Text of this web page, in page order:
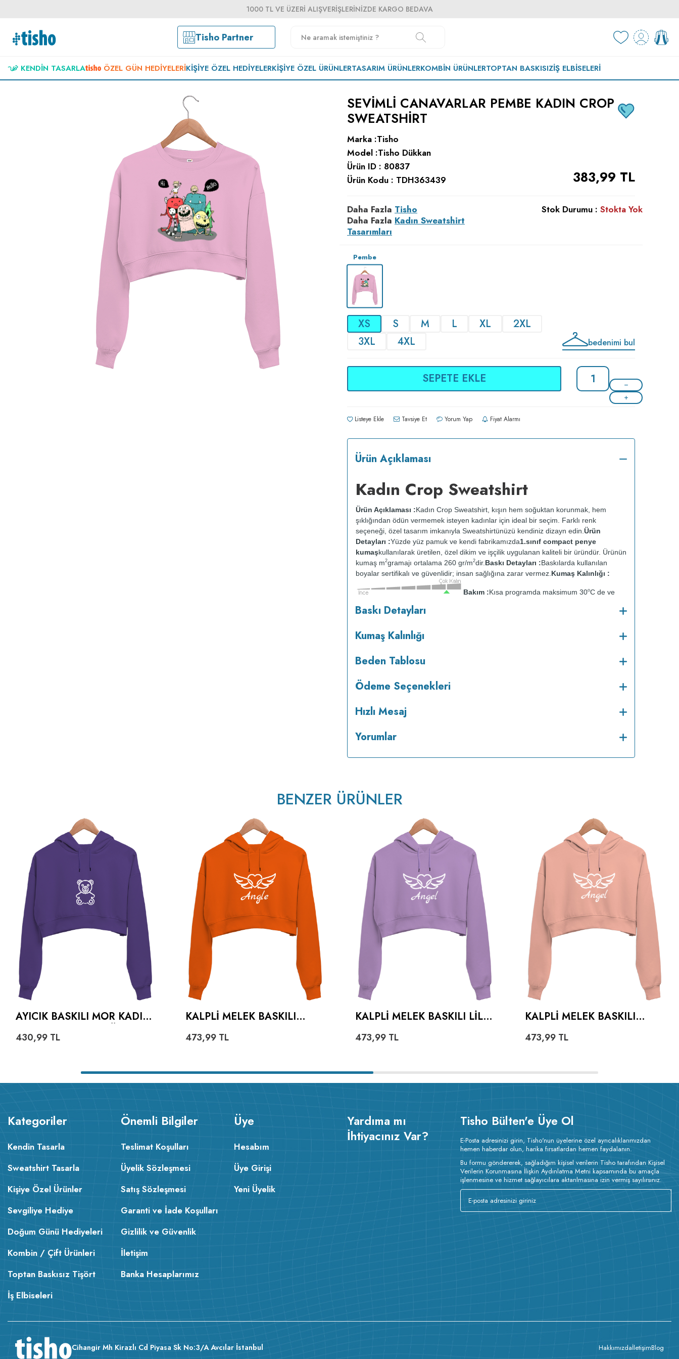
1000 TL VE ÜZERI ALIŞVERIŞLERINIZDE KARGO BEDAVA
Tisho Partner
KENDIN TASARLA ÖZEL GÜN HEDIYELERIKIŞIYE ÖZEL HEDIYELERKIŞIYE ÖZEL ÜRÜNLERTASARIM ÜRÜNLERKOMBIN ÜRÜNLERTOPTAN BASKISIZİŞ ELBISELERI
SEVIMLI CANAVARLAR PEMBE KADIN CROP
SWEATSHIRT
Marka :Tisho
Model :Tisho Dükkan
Ürün ID : 80837
Ürün Kodu : TDH363439 383,99 TL
Daha Fazla Tisho
Daha Fazla Kadın Sweatshirt
Tasarımları
Stok Durumu : Stokta Yok
Pembe
XS S M L XL
2XL
3XL
4XL bedenimi bul
SEPETE EKLE
Listeye Ekle Tavsiye Et Yorum Yap Fiyat Alarmı
Ürün Açıklaması
Kadın Crop Sweatshirt
Ürün Açıklaması :Kadın Crop Sweatshirt, kışın hem soğuktan korunmak, hem
şıklığından ödün vermemek isteyen kadınlar için ideal bir seçim. Farklı renk
seçeneği, özel tasarım imkanıyla Sweatshirtünüzü kendiniz dizayn edin. Ürün
Detayları :Yüzde yüz pamuk ve kendi fabrikamızda1.sınıf compact penye
kumaşkullanılarak üretilen, özel dikim ve işçilik uygulanan kaliteli bir üründür. Ürünün
kumaş m2gramajı ortalama 260 gr/m2dir. Baskı Detayları :Baskılarda kullanılan
boyalar sertifikalı ve güvenlidir; insan sağlığına zarar vermez. Kumaş Kalınlığı :
Bakım :Kısa programda maksimum 30oC de ve
ısıda ve tersten ütülenir.
Baskı Detayları
Kumaş Kalınlığı
Beden Tablosu
Ödeme Seçenekleri
Hızlı Mesaj
Yorumlar
BENZER ÜRÜNLER
AYICIK BASKILI MOR KADIN
SWEATSHIRT
430,99 TL
KALPLI MELEK BASKILI
HOODIE KAPÜŞONLU
473,99 TL
KALPLI MELEK BASKILI LILA
KAPÜŞONLU SWEATSHIRT
473,99 TL
KALPLI MELEK BASKILI
HOODIE KAPÜŞONLU
473,99 TL
Kategoriler
Kendin Tasarla
Sweatshirt Tasarla
Kişiye Özel Ürünler
Sevgiliye Hediye
Doğum Günü Hediyeleri
Kombin / Çift Ürünleri
Toptan Baskısız Tişört
İş Elbiseleri
Önemli Bilgiler
Teslimat Koşulları
Üyelik Sözleşmesi
Satış Sözleşmesi
Garanti ve İade Koşulları
Gizlilik ve Güvenlik
İletişim
Banka Hesaplarımız
Üye
Hesabım
Üye Girişi
Yeni Üyelik
Yardıma mı
İhtiyacınız Var?
Tisho Bülten'e Üye Ol
E-Posta adresinizi girin, Tisho'nun üyelerine özel ayrıcalıklarımızdan
hemen haberdar olun, harika fırsatlardan hemen faydalanın.
Bu formu göndererek, sağladığım kişisel verilerin Tisho tarafından Kişisel
Verilerin Korunmasına İlişkin Aydınlatma Metni kapsamında bu amaçla
işlenmesine ve hizmet sağlayıcılara aktarılmasına izin vermiş sayılırsınız.
Cihangir Mh Kirazlı Cd Piyasa Sk No:3/A Avcılar İstanbul HakkımızdaİletişimBlog